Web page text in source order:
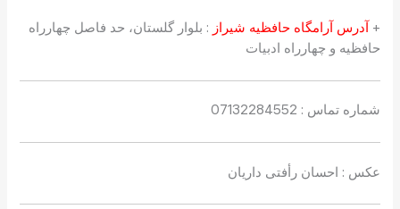
+ ‌ آدرس آرامگاه حافظیه شیراز : بلوار گلستان، حد فاصل چهارراه
حافظیه و چهارراه ادبیات
شماره تماس : 07132284552
عکس : احسان رأفتی داریان